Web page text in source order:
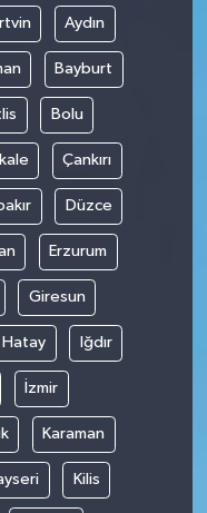
Aydın
Bayburt
Bolu
Çankırı
Düzce
Erzurum
Giresun
Hatay Iğdır
İzmir
Karaman
Kilis